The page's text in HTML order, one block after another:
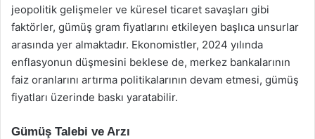
jeopolitik gelişmeler ve küresel ticaret savaşları gibi
faktörler, gümüş gram fiyatlarını etkileyen başlıca unsurlar
arasında yer almaktadır. Ekonomistler, 2024 yılında
enflasyonun düşmesini beklese de, merkez bankalarının
faiz oranlarını artırma politikalarının devam etmesi, gümüş
fiyatları üzerinde baskı yaratabilir.
Gümüş Talebi ve Arzı